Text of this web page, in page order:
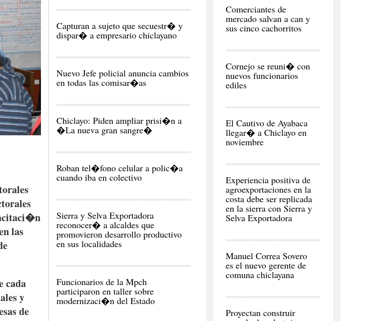
las
cada
y
de
Capturan a sujeto que secuestr� y
dispar� a empresario chiclayano
Nuevo Jefe policial anuncia cambios
en todas las comisar�as
Chiclayo: Piden ampliar prisi�n a
�La nueva gran sangre�
Roban tel�fono celular a polic�a
cuando iba en colectivo
Sierra y Selva Exportadora
reconocer� a alcaldes que
promovieron desarrollo productivo
en sus localidades
Funcionarios de la Mpch
participaron en taller sobre
modernizaci�n del Estado
Comerciantes de
mercado salvan a can y
sus cinco cachorritos
Cornejo se reuni� con
nuevos funcionarios
ediles
El Cautivo de Ayabaca
llegar� a Chiclayo en
noviembre
Experiencia positiva de
agroexportaciones en la
costa debe ser replicada
en la sierra con Sierra y
Selva Exportadora
Manuel Correa Sovero
es el nuevo gerente de
comuna chiclayana
Proyectan construir